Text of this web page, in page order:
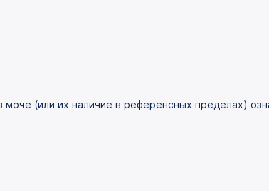
(или их наличие в референсных пределах)